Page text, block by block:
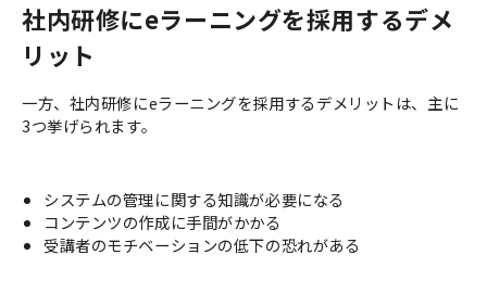
社内研修にeラーニングを採用するデメ
リット
一方、社内研修にeラーニングを採用するデメリットは、主に
3つ挙げられます。
システムの管理に関する知識が必要になる
コンテンツの作成に手間がかかる
受講者のモチベーションの低下の恐れがある